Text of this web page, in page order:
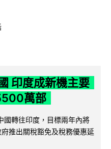
印度成新機主要
萬部
轉往印度，目標兩年內將
推出關稅豁免及稅務優惠延